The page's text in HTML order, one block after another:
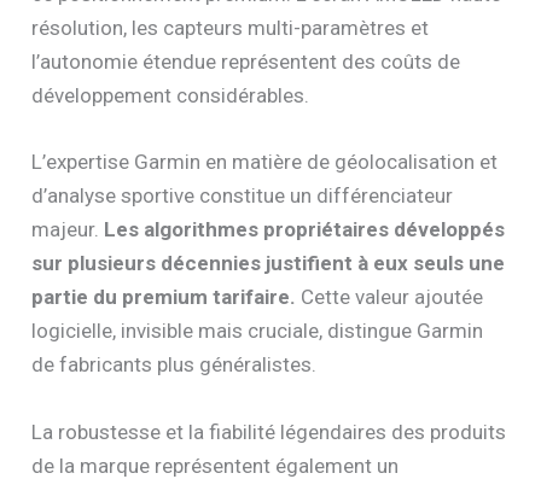
résolution, les capteurs multi-paramètres et
l’autonomie étendue représentent des coûts de
développement considérables.
L’expertise Garmin en matière de géolocalisation et
d’analyse sportive constitue un différenciateur
majeur. Les algorithmes propriétaires développés
sur plusieurs décennies justifient à eux seuls une
partie du premium tarifaire. Cette valeur ajoutée
logicielle, invisible mais cruciale, distingue Garmin
de fabricants plus généralistes.
La robustesse et la fiabilité légendaires des produits
de la marque représentent également un